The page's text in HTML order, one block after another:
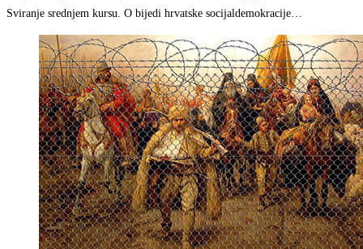
Sviranje srednjem kursu. O bijedi hrvatske socijaldemokracije…